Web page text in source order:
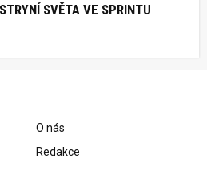
SVĚTA VE SPRINTU
O nás
Redakce